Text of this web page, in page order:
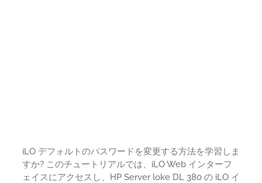
iLO デフォルトのパスワードを変更する方法を学習しま
すか? このチュートリアルでは、iLO Web インターフ
ェイスにアクセスし、HP Server loke DL 380 の iLO イ